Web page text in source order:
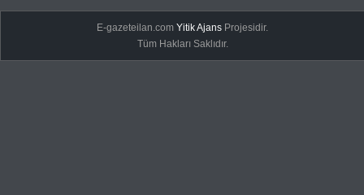
E-gazeteilan.comYitik Ajans Projesidir.
Tüm Hakları Saklıdır.